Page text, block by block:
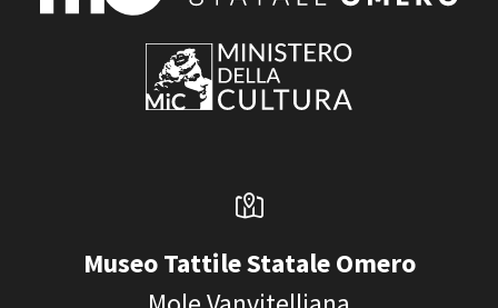
Museo Tattile Statale Omero